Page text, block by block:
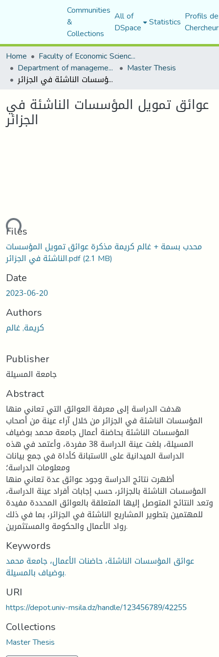
Communities
&
Collections
All of
DSpace Statistics Profils
Home
Faculty of Economic Sciences, Commerce and Management Sciences
Department of management sciences Master Thesis
عوائق تمويل المؤسسات الناشئة في الجزائر
عوائق تمويل المؤسسات الناشئة في
الجزائر
Files
محدب بسمة + غالم كريمة مذكرة عوائق تمويل المؤسسات
الناشئة في الجزائر.pdf(2.1 MB)
Date
2023-06-20
Authors
كريمة, غالم
Publisher
جامعة المسيلة
Abstract
هدفت الدراسة إلى معرفة العوائق التي تعاني منها
المؤسسات الناشئة في الجزائر من خلال آراء عينة من أصحاب
المؤسسات الناشئة بحاضنة أعمال جامعة محمد بوضياف
المسيلة، بلغت عينة الدراسة 38 مفردة، وأعتمد في هذه
الدراسة الميدانية على الاستبانة كأداة في جمع بيانات
ومعلومات الدراسة؛
أظهرت نتائج الدراسة وجود عوائق عدة تعاني منها
المؤسسات الناشئة بالجزائر، حسب إجابات أفراد عينة الدراسة،
وتعد النتائج المتوصل إليها المتعلقة بالعوائق المحددة مفيدة
للمهتمين بتطوير المشاريع الناشئة في الجزائر، بما في ذلك
رواد الأعمال والحكومة والمستثمرين.
Keywords
عوائق المؤسسات الناشئة، حاضنات الأعمال، جامعة محمد
بوضياف بالمسيلة.
URI
https://depot.univ-msila.dz/handle/123456789/42255
Collections
Master Thesis